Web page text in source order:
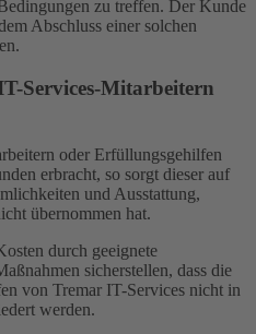
zu treffen. Der Kunde
Abschluss einer solchen
Services-Mitarbeitern
oder Erfüllungsgehilfen
erbracht, so sorgt dieser auf
und Ausstattung,
übernommen hat.
durch geeignete
sicherstellen, dass die
von Tremar IT-Services nicht in
werden.